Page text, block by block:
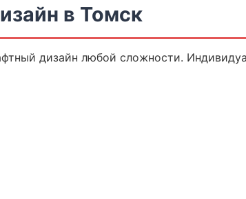
в Томск
дизайн любой сложности.